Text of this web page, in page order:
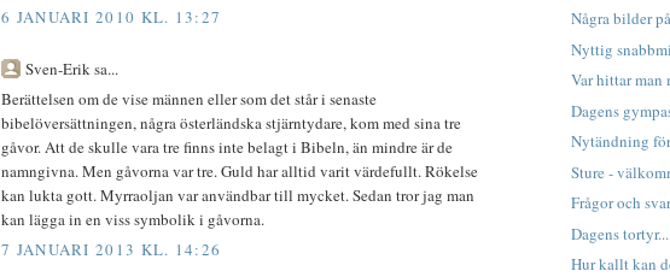
6 JANUARI 2010 KL. 13:27
Sven-Erik sa...
Berättelsen om de vise männen eller som det står i senaste
bibelöversättningen, några österländska stjärntydare, kom med sina tre
gåvor. Att de skulle vara tre finns inte belagt i Bibeln, än mindre är de
namngivna. Men gåvorna var tre. Guld har alltid varit värdefullt. Rökelse
kan lukta gott. Myrraoljan var användbar till mycket. Sedan tror jag man
kan lägga in en viss symbolik i gåvorna.
7 JANUARI 2013 KL. 14:26
Några bilder
Nyttig
Var hittar
Dagens
Nytändning
Sture -
Frågor och
Dagens tortyr...
Hur kallt kan